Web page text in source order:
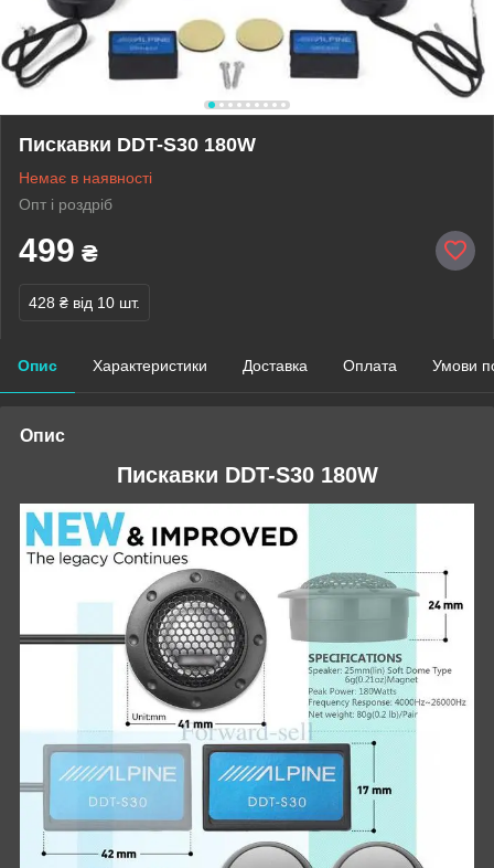
Пискавки DDT-S30 180W
Немає в наявності
Опт і роздріб
499 ₴
428 ₴ від 10 шт.
Опис Характеристики Доставка Оплата Умови
Опис
Пискавки DDT-S30 180W